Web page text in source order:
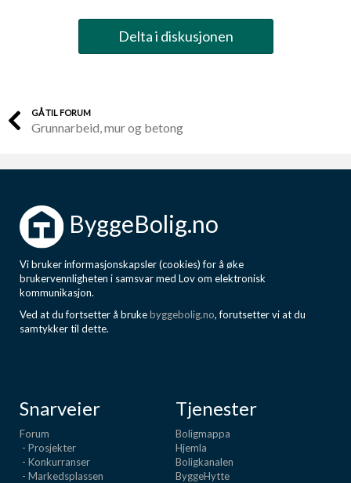
Delta i diskusjonen
GÅ TIL FORUM
Grunnarbeid, mur og betong
ByggeBolig.no
Vi bruker informasjonskapsler (cookies) for å øke
brukervennligheten i samsvar med Lov om elektronisk
kommunikasjon.
Ved at du fortsetter å brukebyggebolig.no, forutsetter vi at du
samtykker til dette.
Snarveier
Forum
- Prosjekter
- Konkurranser
- Markedsplassen
Tjenester
Boligmappa
Hjemla
Boligkanalen
ByggeHytte